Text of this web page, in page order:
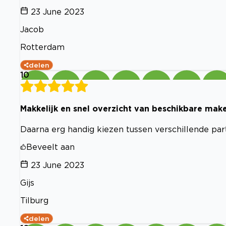
23 June 2023
Jacob
Rotterdam
delen
10
Makkelijk en snel overzicht van beschikbare
Daarna erg handig kiezen tussen verschillende
Beveelt aan
23 June 2023
Gijs
Tilburg
delen